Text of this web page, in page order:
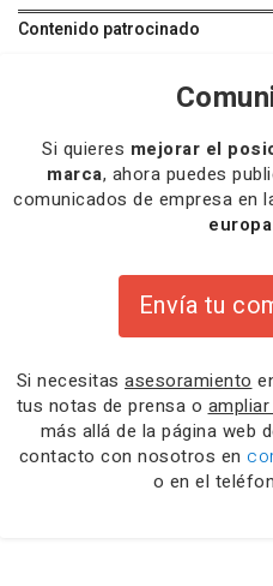
Contenido patrocinado
Si quieres mejorar el
marca, ahora puedes
comunicados de empresa en
europa
Envía tu
Si necesitas asesoramiento
tus notas de prensa o
más allá de la página web
contacto con nosotros en
o en el